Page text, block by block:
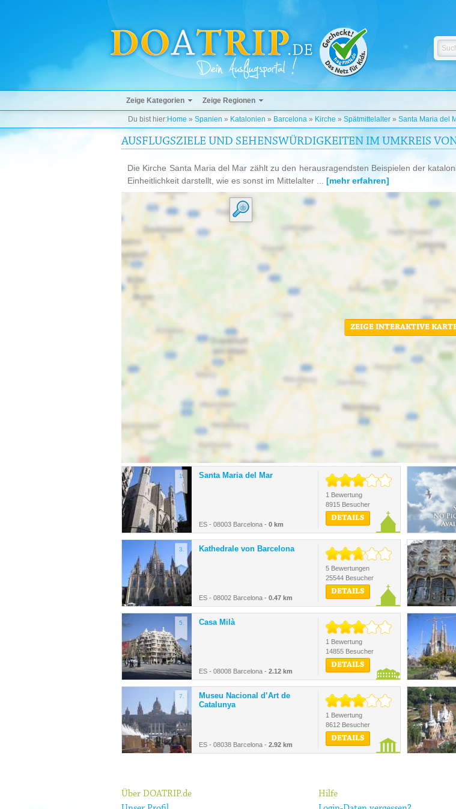
Zeige Kategorien Zeige Regionen
Du bist hier:Home » Spanien » Katalonien » Barcelona » Kirche » Spätmittelalter » Santa Maria del
AUSFLUGSZIELE UND SEHENSWÜRDIGKEITEN IM UMKREIS
Die Kirche Santa Maria del Mar zählt zu den herausragendsten Beispielen der
Einheitlichkeit darstellt, wie es sonst im Mittelalter ... [mehr erfahren]
ZEIGE INTERAKTIVE
1. Santa Maria del Mar
ES - 08003 Barcelona - 0 km
1 Bewertung
8915 Besucher
DETAILS
3. Kathedrale von Barcelona
ES - 08002 Barcelona - 0.47 km
5 Bewertungen
25544 Besucher
DETAILS
5. Casa Milà
ES - 08008 Barcelona - 2.12 km
1 Bewertung
14855 Besucher
DETAILS
7.
Museu Nacional d’Art de
Catalunya
ES - 08038 Barcelona - 2.92 km
1 Bewertung
8612 Besucher
DETAILS
Über DOATRIP.de
Hilfe